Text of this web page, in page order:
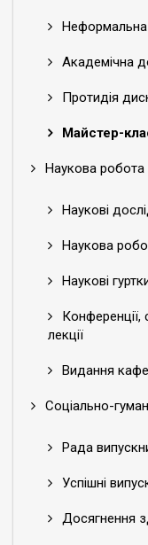
Неформальна
Академічна
Протидія
Майстер-
Наукова робота
Наукові
Наукова
Наукові
Конференції,
лекції
Видання
Соціально-
Рада
Успішні
Досягнення